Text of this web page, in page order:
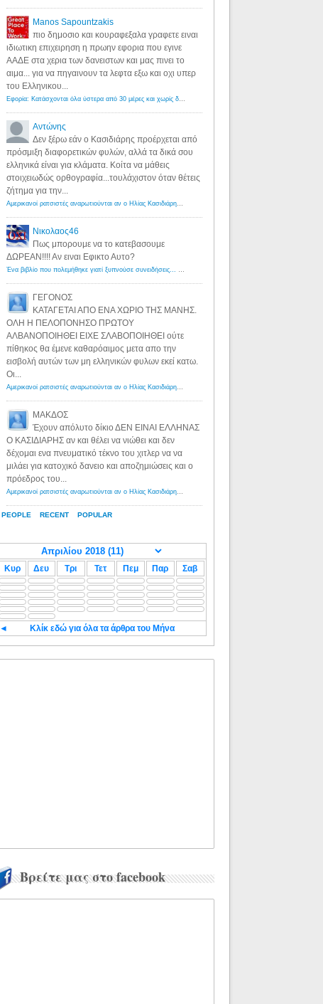
PEOPLE RECENT POPULAR
Manos Sapountzakis
πιο δημοσιο και κουραφεξαλα γραφετε ειναι
ιδιωτικη επιχειρηση η πρωην εφορια που εγινε
ΑΑΔΕ στα χερια των δανειστων και μας πινει το
αιμα... για να πηγαινουν τα λεφτα εξω και οχι υπερ
του Ελληνικου...
Εφορία: Κατάσχονται όλα ύστερα από 30 μέρες και χωρίς δικαστικές αποφάσεις - Λόγιος Ερμής
Αντώνης
Δεν ξέρω εάν ο Κασιδιάρης προέρχεται από
πρόσμιξη διαφορετικών φυλών, αλλά τα δικά σου
ελληνικά είναι για κλάματα. Κοίτα να μάθεις
στοιχειωδώς ορθογραφία...τουλάχιστον όταν θέτεις
ζήτημα για την...
Αμερικανοί ρατσιστές αναρωτιούνται αν ο Ηλίας Κασιδιάρης ανήκει στη λευκή φυλή... - Λόγιος Ερμής
Νικολαος46
Πως μπορουμε να το κατεβασουμε
ΔΩΡΕΑΝ!!!! Αν ειναι Εφικτο Αυτο?
Ένα βιβλίο που πολεμήθηκε γιατί ξυπνούσε συνειδήσεις... - Λόγιος Ερμής | Η γνώση ξεκινάει με την αναζήτηση...
ΓΕΓΟΝΟΣ
ΚΑΤΑΓΕΤΑΙ ΑΠΟ ΕΝΑ ΧΩΡΙΟ ΤΗΣ ΜΑΝΗΣ.
ΟΛΗ Η ΠΕΛΟΠΟΝΗΣΟ ΠΡΩΤΟΥ
ΑΛΒΑΝΟΠΟΙΗΘΕΙ ΕΙΧΕ ΣΛΑΒΟΠΟΙΗΘΕΙ ούτε
πίθηκος θα έμενε καθαρόαιμος μετα απο την
εισβολή αυτών των μη ελληνικών φυλων εκεί κατω.
Οι...
Αμερικανοί ρατσιστές αναρωτιούνται αν ο Ηλίας Κασιδιάρης ανήκει στη λευκή φυλή... - Λόγιος Ερμής
ΜΑΚΔΟΣ
Έχουν απόλυτο δίκιο ΔΕΝ ΕΙΝΑΙ ΕΛΛΗΝΑΣ
Ο ΚΑΣΙΔΙΑΡΗΣ αν και θέλει να νιώθει και δεν
δέχομαι ενα πνευματικό τέκνο του χιτλερ να να
μιλάει για κατοχικό δανειο και αποζημιώσεις και ο
πρόεδρος του...
Αμερικανοί ρατσιστές αναρωτιούνται αν ο Ηλίας Κασιδιάρης ανήκει στη λευκή φυλή... - Λόγιος Ερμής
Κυρ Δευ Τρι Τετ Πεμ Παρ Σαβ
◄ Κλίκ εδώ για όλα τα άρθρα του Μήνα
Βρείτε μας στο facebook